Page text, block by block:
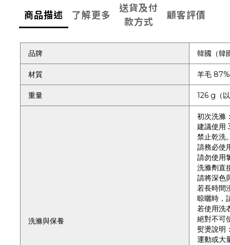
商品描述 了解更多
送貨及付
款方式
顧客評價
品牌 韓國（韓
材質 羊毛
重量 126 g（
洗滌與保養
初次洗滌
建議使用
禁止乾洗
請務必使
請勿使用
洗滌劑直
請將深色
若長時間
晾曬時，
若使用洗
絕對不可
熨燙說明
運動或大